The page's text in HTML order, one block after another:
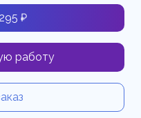
₽
работу